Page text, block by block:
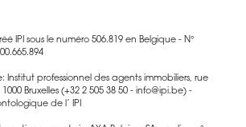
IPI sous le numéro 506.819 en Belgique - N°
professionnel des agents immobiliers, rue
Bruxelles (+32 2 505 38 50 - info@ipi.be) -
de l’ IPI